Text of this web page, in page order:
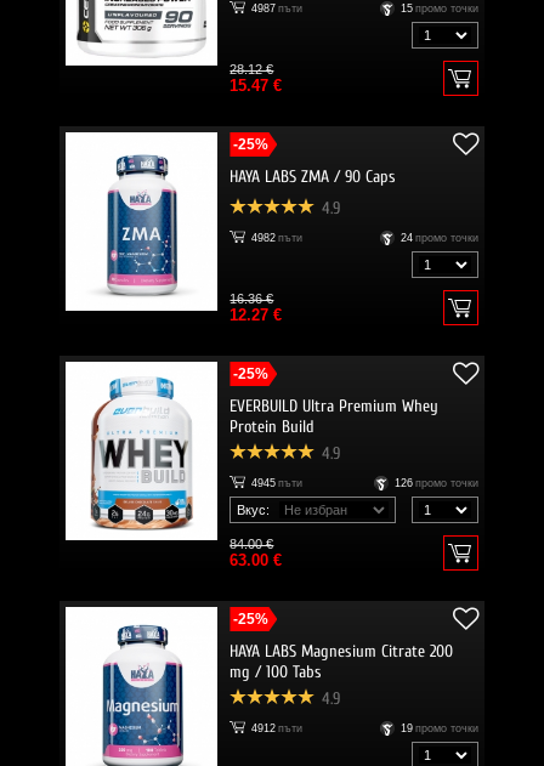
4987 пъти 15 промо точки
28.12 €
15.47 €
-25%
HAYA LABS ZMA / 90 Caps
4.9
4982 пъти 24 промо точки
16.36 €
12.27 €
-25%
EVERBUILD Ultra Premium Whey
Protein Build
4.9
4945 пъти 126 промо точки
Вкус:
84.00 €
63.00 €
-25%
HAYA LABS Magnesium Citrate 200
mg / 100 Tabs
4.9
4912 пъти 19 промо точки